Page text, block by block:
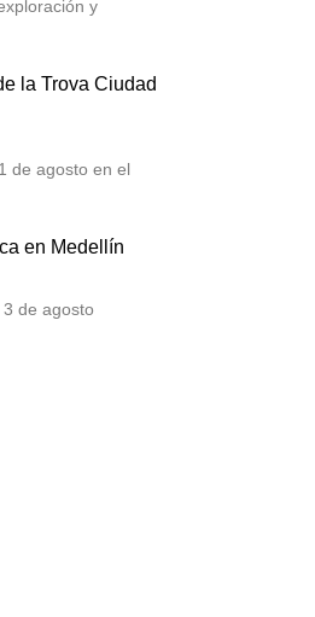
y
la Trova Ciudad
de agosto en el
en Medellín
de agosto